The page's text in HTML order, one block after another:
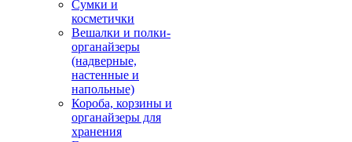
Сумки и
косметички
Вешалки и полки-
органайзеры
(надверные,
настенные и
напольные)
Короба, корзины и
органайзеры для
хранения